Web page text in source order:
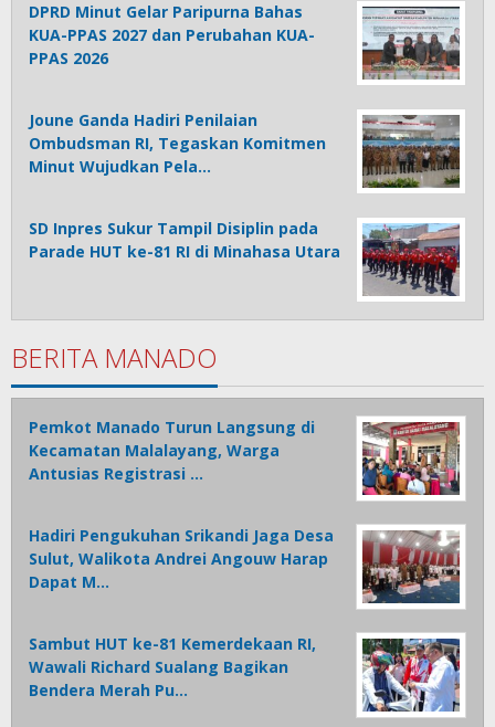
DPRD Minut Gelar Paripurna Bahas
KUA-PPAS 2027 dan Perubahan KUA-
PPAS 2026
Joune Ganda Hadiri Penilaian
Ombudsman RI, Tegaskan Komitmen
Minut Wujudkan Pela…
SD Inpres Sukur Tampil Disiplin pada
Parade HUT ke-81 RI di Minahasa Utara
BERITA MANADO
Pemkot Manado Turun Langsung di
Kecamatan Malalayang, Warga
Antusias Registrasi …
Hadiri Pengukuhan Srikandi Jaga Desa
Sulut, Walikota Andrei Angouw Harap
Dapat M…
Sambut HUT ke-81 Kemerdekaan RI,
Wawali Richard Sualang Bagikan
Bendera Merah Pu…